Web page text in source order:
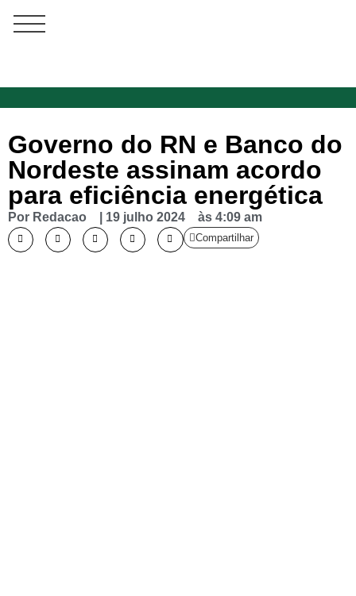
Governo do RN e Banco do
Nordeste assinam acordo
para eficiência energética
Por Redacao 19 julho 2024 às 4:09 am
Compartilhar